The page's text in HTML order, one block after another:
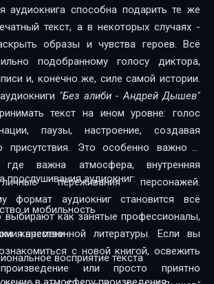
аудиокнига способна подарить те же
текст, а в некоторых случаях -
образы и чувства героев. Всё
подобранному голосу диктора,
и, конечно же, силе самой истории.
"Без алиби - Андрей Дышев"
текст на ином уровне: голос
паузы, настроение, создавая
присутствия. Это особенно важно в
где важна атмосфера, внутренняя
переживания персонажей.
формат аудиокниг становится всё
выбирают как занятые профессионалы,
литературы. Если вы
с новой книгой, освежить
или просто приятно
прослушивания аудиокниг:
и мобильность
времени
восприятие текста